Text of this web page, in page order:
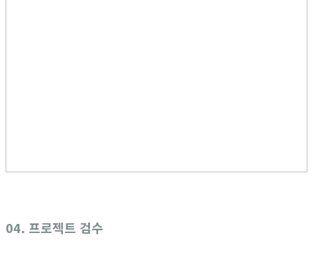
04. 프로젝트 검수